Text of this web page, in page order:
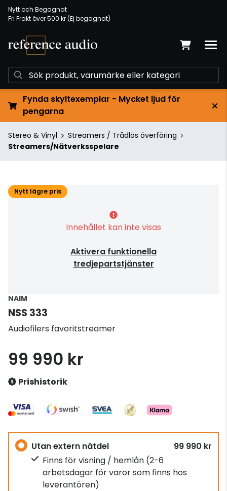
Nytt och Begagnat
Fri Frakt över 500 kr (Ej begagnat)
Fynda skyltexemplar - Mycket ljud för
pengarna
Stereo & Vinyl
Streamers / Trådlös överföring
Streamers/Nätverksspelare
Nytt lägre pris
Innehållet kan inte visas
Aktivera funktionella
tredjepartstjänster
NAIM
NSS 333
Audiofilers favoritstreamer
99 990 kr
Prishistorik
Utan extern nätdel
99 990 kr
Finns för visning / hemlån (2-6
arbetsdagar för varor som finns hos
leverantören)